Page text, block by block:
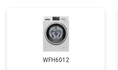
WFH6012